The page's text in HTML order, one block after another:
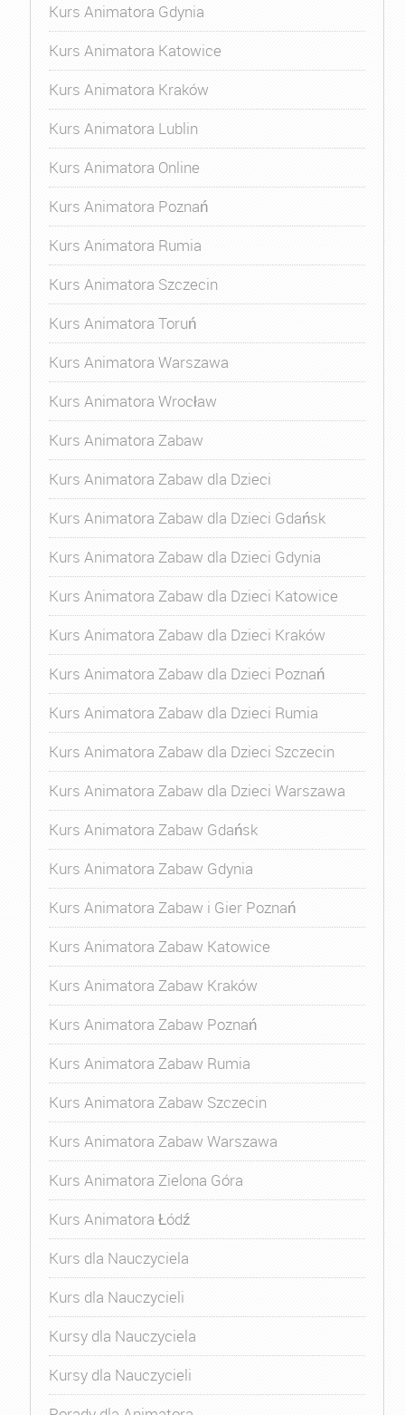
Kurs Animatora Gdynia
Kurs Animatora Katowice
Kurs Animatora Kraków
Kurs Animatora Lublin
Kurs Animatora Online
Kurs Animatora Poznań
Kurs Animatora Rumia
Kurs Animatora Szczecin
Kurs Animatora Toruń
Kurs Animatora Warszawa
Kurs Animatora Wrocław
Kurs Animatora Zabaw
Kurs Animatora Zabaw dla Dzieci
Kurs Animatora Zabaw dla Dzieci Gdańsk
Kurs Animatora Zabaw dla Dzieci Gdynia
Kurs Animatora Zabaw dla Dzieci Katowice
Kurs Animatora Zabaw dla Dzieci Kraków
Kurs Animatora Zabaw dla Dzieci Poznań
Kurs Animatora Zabaw dla Dzieci Rumia
Kurs Animatora Zabaw dla Dzieci Szczecin
Kurs Animatora Zabaw dla Dzieci Warszawa
Kurs Animatora Zabaw Gdańsk
Kurs Animatora Zabaw Gdynia
Kurs Animatora Zabaw i Gier Poznań
Kurs Animatora Zabaw Katowice
Kurs Animatora Zabaw Kraków
Kurs Animatora Zabaw Poznań
Kurs Animatora Zabaw Rumia
Kurs Animatora Zabaw Szczecin
Kurs Animatora Zabaw Warszawa
Kurs Animatora Zielona Góra
Kurs Animatora Łódź
Kurs dla Nauczyciela
Kurs dla Nauczycieli
Kursy dla Nauczyciela
Kursy dla Nauczycieli